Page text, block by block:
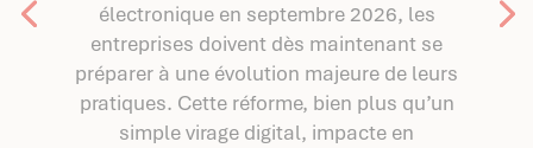
électronique en septembre 2026, les
entreprises doivent dès maintenant se
préparer à une évolution majeure de leurs
pratiques. Cette réforme, bien plus qu’un
simple virage digital, impacte en